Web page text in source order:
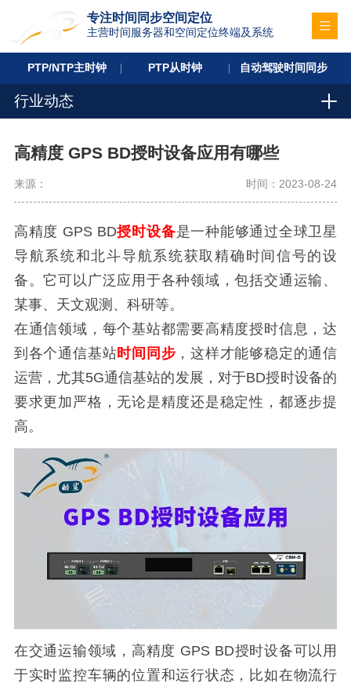
专注时间同步空间定位
主营时间服务器和空间定位终端及系统
PTP/NTP主时钟 PTP从时钟 自动驾驶时间同步
行业动态
高精度 GPS BD授时设备应用有哪些
来源： 时间：2023-08-24
高精度 GPS BD授时设备是一种能够通过全球卫星
导航系统和北斗导航系统获取精确时间信号的设
备。它可以广泛应用于各种领域，包括交通运输、
某事、天文观测、科研等。
在通信领域，每个基站都需要高精度授时信息，达
到各个通信基站时间同步 ，这样才能够稳定的通信
运营，尤其5G通信基站的发展，对于BD授时设备的
要求更加严格，无论是精度还是稳定性，都逐步提
高。
在交通运输领域，高精度 GPS BD授时设备可以用
于实时监控车辆的位置和运行状态，比如在物流行